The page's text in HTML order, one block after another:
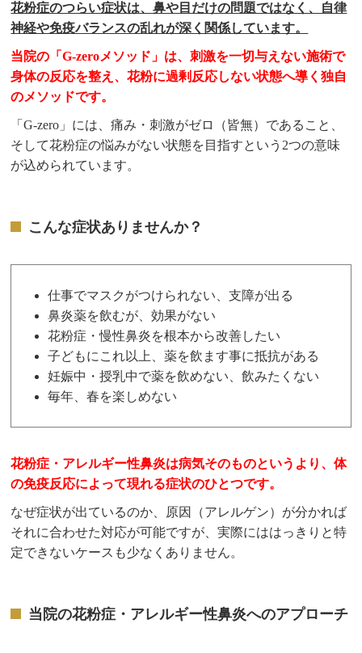
花粉症のつらい症状は、鼻や目だけの問題ではなく、自律
神経や免疫バランスの乱れが深く関係しています。
当院の「G-zeroメソッド」は、刺激を一切与えない施術で
身体の反応を整え、花粉に過剰反応しない状態へ導く独自
のメソッドです。
「G-zero」には、痛み・刺激がゼロ（皆無）であること、
そして花粉症の悩みがない状態を目指すという2つの意味
が込められています。
こんな症状ありませんか？
仕事でマスクがつけられない、支障が出る
鼻炎薬を飲むが、効果がない
花粉症・慢性鼻炎を根本から改善したい
子どもにこれ以上、薬を飲ます事に抵抗がある
妊娠中・授乳中で薬を飲めない、飲みたくない
毎年、春を楽しめない
花粉症・アレルギー性鼻炎は病気そのものというより、体
の免疫反応によって現れる症状のひとつです。
なぜ症状が出ているのか、原因（アレルゲン）が分かれば
それに合わせた対応が可能ですが、実際にははっきりと特
定できないケースも少なくありません。
当院の花粉症・アレルギー性鼻炎へのアプローチ